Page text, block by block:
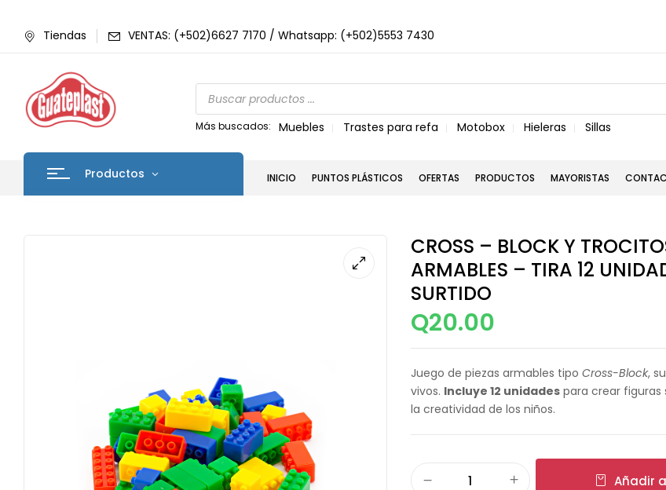
Tiendas VENTAS: (+502)6627 7170 / Whatsapp: (+502)5553 7430
Más buscados: Muebles Trastes para refa Motobox Hieleras Sillas
Productos INICIO PUNTOS PLÁSTICOS OFERTAS PRODUCTOS MAYORISTAS
CROSS – BLOCK Y
ARMABLES – TIRA 12
SURTIDO
Q20.00
Juego de piezas armables tipo Cross-Block,
vivos. Incluye 12 unidadespara crear figuras
la creatividad de los niños.
Añadir